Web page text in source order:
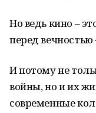
Но ведь кино –
перед вечностью
И потому не
войны, но и их
современные